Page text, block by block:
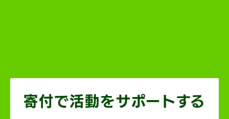
寄付で活動をサポートする